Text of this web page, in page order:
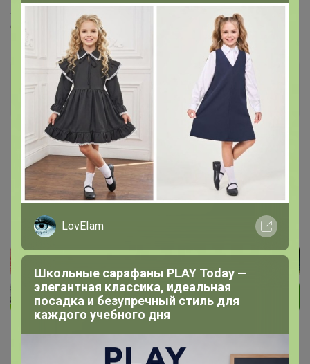
женские LETICIA
678410СРН
Лайм
Организатор СП
18 марта, 2021 12:41
Брайт09 , Добрый ! Шанса нет
LovEIam
Школьные сарафаны PLAY Today —
элегантная классика, идеальная
посадка и безупречный стиль для
каждого учебного дня